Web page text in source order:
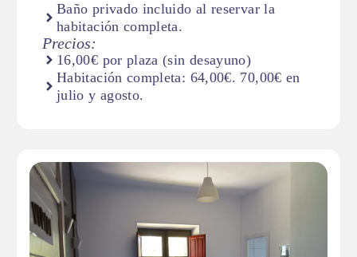
Baño privado incluido al reservar la
habitación completa.
Precios:
16,00€ por plaza (sin desayuno)
Habitación completa: 64,00€. 70,00€ en
julio y agosto.